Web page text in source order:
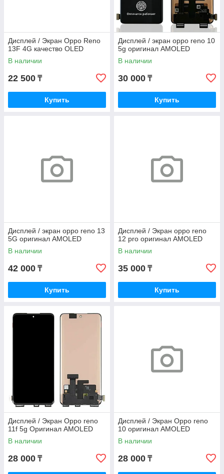
Дисплей / Экран Oppo Reno
13F 4G качество OLED
В наличии
22 500 ₸
Купить
Дисплей / экран oppo reno 10
5g оригинал AMOLED
В наличии
30 000 ₸
Купить
Дисплей / экран oppo reno 13
5G оригинал AMOLED
В наличии
42 000 ₸
Купить
Дисплей / Экран oppo reno
12 pro оригинал AMOLED
В наличии
35 000 ₸
Купить
Дисплей / Экран Oppo reno
11f 5g Оригинал AMOLED
В наличии
28 000 ₸
Дисплей / Экран Oppo reno
10 оригинал AMOLED
В наличии
28 000 ₸